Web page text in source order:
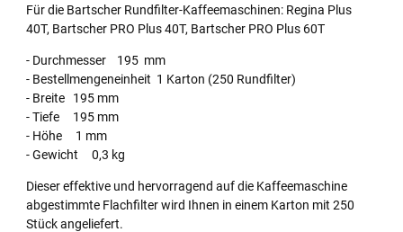
Für die Bartscher Rundfilter-Kaffeemaschinen: Regina Plus
40T, Bartscher PRO Plus 40T, Bartscher PRO Plus 60T
- Durchmesser 195 mm
- Bestellmengeneinheit 1 Karton (250 Rundfilter)
- Breite 195 mm
- Tiefe 195 mm
- Höhe 1 mm
- Gewicht 0,3 kg
Dieser effektive und hervorragend auf die Kaffeemaschine
abgestimmte Flachfilter wird Ihnen in einem Karton mit 250
Stück angeliefert.